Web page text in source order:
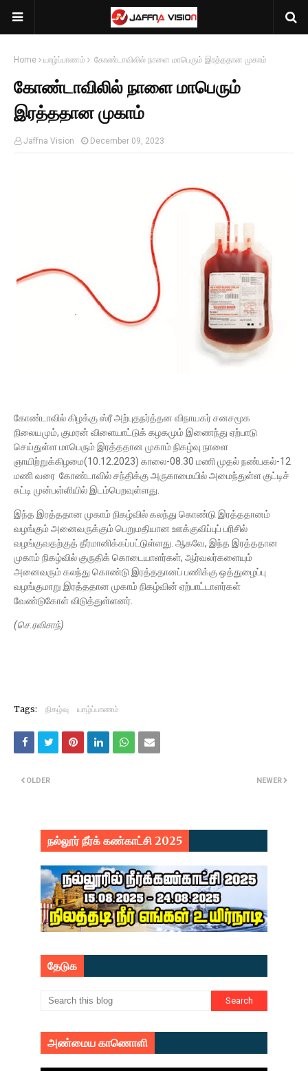
Home யாழ்ப்பாணம் கோண்டாவிலில் நாளை மாபெரும் இரத்ததான முகாம்
கோண்டாவிலில் நாளை மாபெரும்
இரத்ததான முகாம்
Jaffna Vision December 09, 2023
கோண்டாவில் கிழக்கு ஸ்ரீ அற்புதநர்த்தன விநாயகர் சனசமூக
நிலையமும், குமரன் விளையாட்டுக் கழகமும் இணைந்து ஏற்பாடு
செய்துள்ள மாபெரும் இரத்ததான முகாம் நிகழ்வு நாளை
ஞாயிற்றுக்கிழமை(10.12.2023) காலை-08.30 மணி முதல் நண்பகல்-12
மணி வரை கோண்டாவில் சந்திக்கு அருகாமையில் அமைந்துள்ள குட்டிச்
சுட்டி முன்பள்ளியில் இடம்பெறவுள்ளது.
இந்த இரத்ததான முகாம் நிகழ்வில் கலந்து கொண்டு இரத்ததானம்
வழங்கும் அனைவருக்கும் பெறுமதியான ஊக்குவிப்புப் பரிசில்
வழங்குவதற்குத் தீர்மானிக்கப்பட்டுள்ளது. ஆகவே, இந்த இரத்ததான
முகாம் நிகழ்வில் குருதிக் கொடையாளர்கள், ஆர்வலர்களையும்
அனைவரும் கலந்து கொண்டு இரத்ததானப் பணிக்கு ஒத்துழைப்பு
வழங்குமாறு இரத்ததான முகாம் நிகழ்வின் ஏற்பாட்டாளர்கள்
வேண்டுகோள் விடுத்துள்ளனர்.
(செ.ரவிசாந்)
Tags: நிகழ்வு யாழ்ப்பாணம்
NEWER
OLDER
நல்லூர் நீர்க் கண்காட்சி 2025
தேடுக
அண்மைய காணொளி